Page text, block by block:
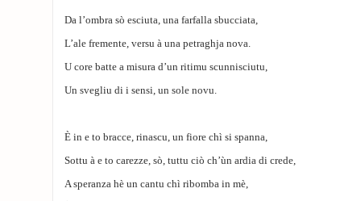
Da l’ombra sò esciuta, una farfalla sbucciata,
L’ale fremente, versu à una petraghja nova.
U core batte a misura d’un ritimu scunnisciutu,
Un svegliu di i sensi, un sole novu.
È in e to bracce, rinascu, un fiore chì si spanna,
Sottu à e to carezze, sò, tuttu ciò ch’ùn ardia di crede,
A speranza hè un cantu chì ribomba in mè,